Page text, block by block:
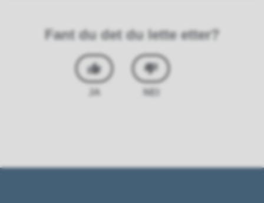
Fant du det du lette etter?
JA NEI